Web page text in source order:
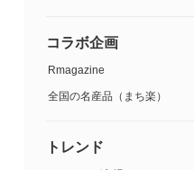
コラボ企画
Rmagazine
全国の名産品（まち楽）
トレンド